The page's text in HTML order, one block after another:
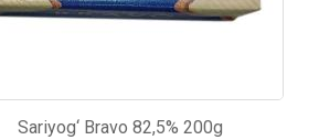
Sariyog‘ Bravo 82,5% 200g